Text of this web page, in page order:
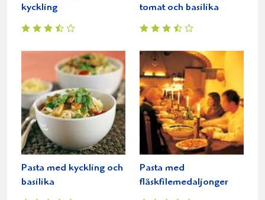
kyckling
tomat och basilika
Pasta med kyckling och
basilika
Pasta med
fläskfilemedaljonger